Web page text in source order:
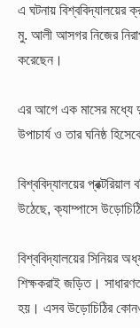
এ ঘটনায় বিশ্ববিদ্যালয়ের
মু. আলী আসগর নিজের
করেছেন।
এর আগে এক মাসের মধ্যে
উপাচার্য ও তার ঘনিষ্ঠ
বিশ্ববিদ্যালয়ের
উঠেছে, ক্যাম্পাসে
বিশ্ববিদ্যালয়ের সিনিয়র
শিক্ষকরাই জড়িত।
হয়। এসব উড়োচিঠির